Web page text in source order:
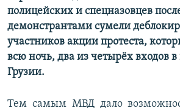
полицейских и спецназовцев
демонстрантами сумели
участников акции протеста,
всю ночь, два из четырёх входов
Грузии.
Тем самым МВД дало